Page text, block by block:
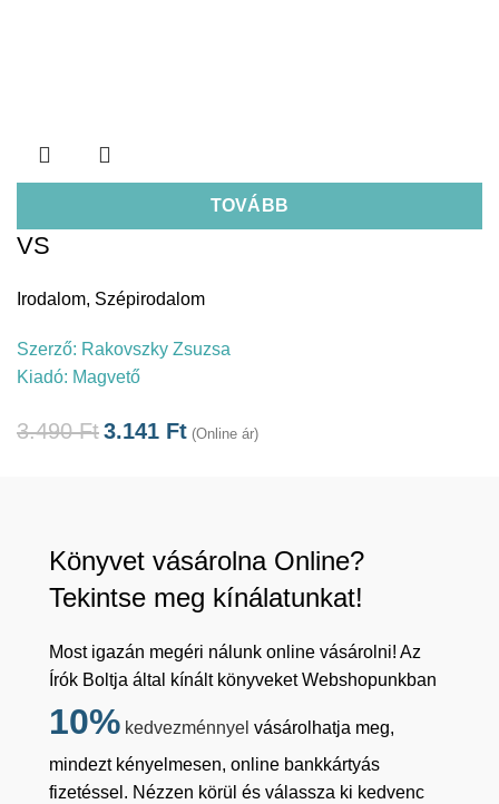
TOVÁBB
VS
Irodalom, Szépirodalom
Szerző: Rakovszky Zsuzsa
Kiadó: Magvető
3.490Ft3.141 Ft (Online ár)
Könyvet vásárolna Online?
Tekintse meg kínálatunkat!
Most igazán megéri nálunk online vásárolni! Az
Írók Boltja által kínált könyveket Webshopunkban
10% kedvezménnyel vásárolhatja meg,
mindezt kényelmesen, online bankkártyás
fizetéssel. Nézzen körül és válassza ki kedvenc